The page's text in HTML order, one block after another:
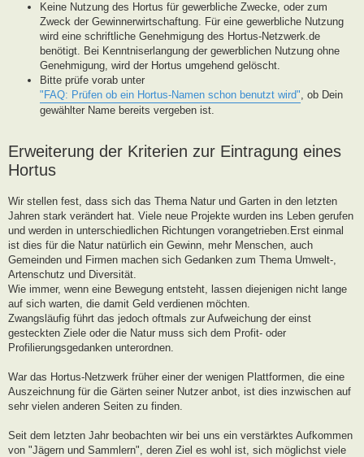
Keine Nutzung des Hortus für gewerbliche Zwecke, oder zum
Zweck der Gewinnerwirtschaftung. Für eine gewerbliche Nutzung
wird eine schriftliche Genehmigung des Hortus-Netzwerk.de
benötigt. Bei Kenntniserlangung der gewerblichen Nutzung ohne
Genehmigung, wird der Hortus umgehend gelöscht.
Bitte prüfe vorab unter
"FAQ: Prüfen ob ein Hortus-Namen schon benutzt wird", ob Dein
gewählter Name bereits vergeben ist.
Erweiterung der Kriterien zur Eintragung eines
Hortus
Wir stellen fest, dass sich das Thema Natur und Garten in den letzten
Jahren stark verändert hat. Viele neue Projekte wurden ins Leben gerufen
und werden in unterschiedlichen Richtungen vorangetrieben.Erst einmal
ist dies für die Natur natürlich ein Gewinn, mehr Menschen, auch
Gemeinden und Firmen machen sich Gedanken zum Thema Umwelt-,
Artenschutz und Diversität.
Wie immer, wenn eine Bewegung entsteht, lassen diejenigen nicht lange
auf sich warten, die damit Geld verdienen möchten.
Zwangsläufig führt das jedoch oftmals zur Aufweichung der einst
gesteckten Ziele oder die Natur muss sich dem Profit- oder
Profilierungsgedanken unterordnen.
War das Hortus-Netzwerk früher einer der wenigen Plattformen, die eine
Auszeichnung für die Gärten seiner Nutzer anbot, ist dies inzwischen auf
sehr vielen anderen Seiten zu finden.
Seit dem letzten Jahr beobachten wir bei uns ein verstärktes Aufkommen
von "Jägern und Sammlern", deren Ziel es wohl ist, sich möglichst viele